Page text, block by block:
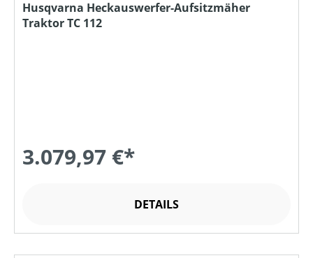
Husqvarna Heckauswerfer-Aufsitzmäher
Traktor TC 112
3.079,97 €*
DETAILS